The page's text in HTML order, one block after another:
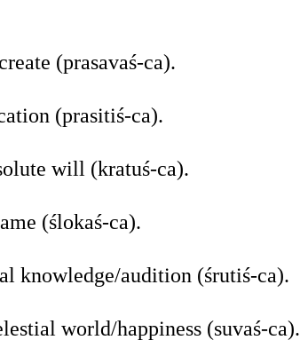
(prasavaś-ca).
(prasitiś-ca).
will (kratuś-ca).
(ślokaś-ca).
knowledge/audition (śrutiś-ca).
world/happiness (suvaś-ca).